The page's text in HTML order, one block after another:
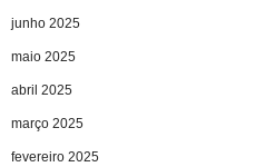
junho 2025
maio 2025
abril 2025
março 2025
fevereiro 2025